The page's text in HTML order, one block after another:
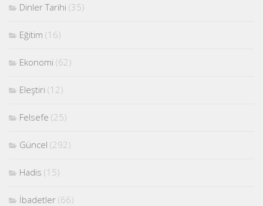
Dinler Tarihi (35)
Eğitim (16)
Ekonomi (62)
Eleştiri (12)
Felsefe (25)
Güncel (292)
Hadis (15)
İbadetler (66)